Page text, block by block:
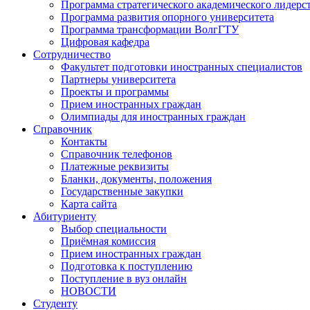
Программа стратегического академического
Программа развития опорного университета
Программа трансформации ВолгГТУ
Цифровая кафедра
Сотрудничество
Факультет подготовки иностранных специалистов
Партнеры университета
Проекты и программы
Прием иностранных граждан
Олимпиады для иностранных граждан
Справочник
Контакты
Справочник телефонов
Платежные реквизиты
Бланки, документы, положения
Государственные закупки
Карта сайта
Абитуриенту
Выбор специальности
Приёмная комиссия
Прием иностранных граждан
Подготовка к поступлению
Поступление в вуз онлайн
НОВОСТИ
Студенту